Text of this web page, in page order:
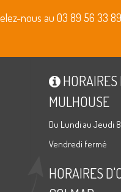
nous au 03 89 56 33 89
MULHOUSE
Du Lundi au Jeudi
Vendredi fermé
HORAIRES